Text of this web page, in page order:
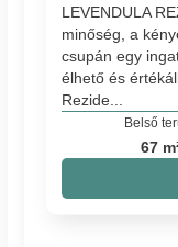
LEVENDULA
minőség, a
csupán egy
élhető és
Rezide...
Belső
67